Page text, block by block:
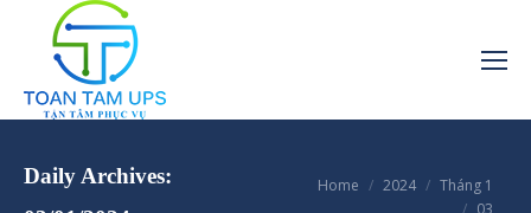
Daily Archives:
You are here:
Home 2024
Tháng 1
03